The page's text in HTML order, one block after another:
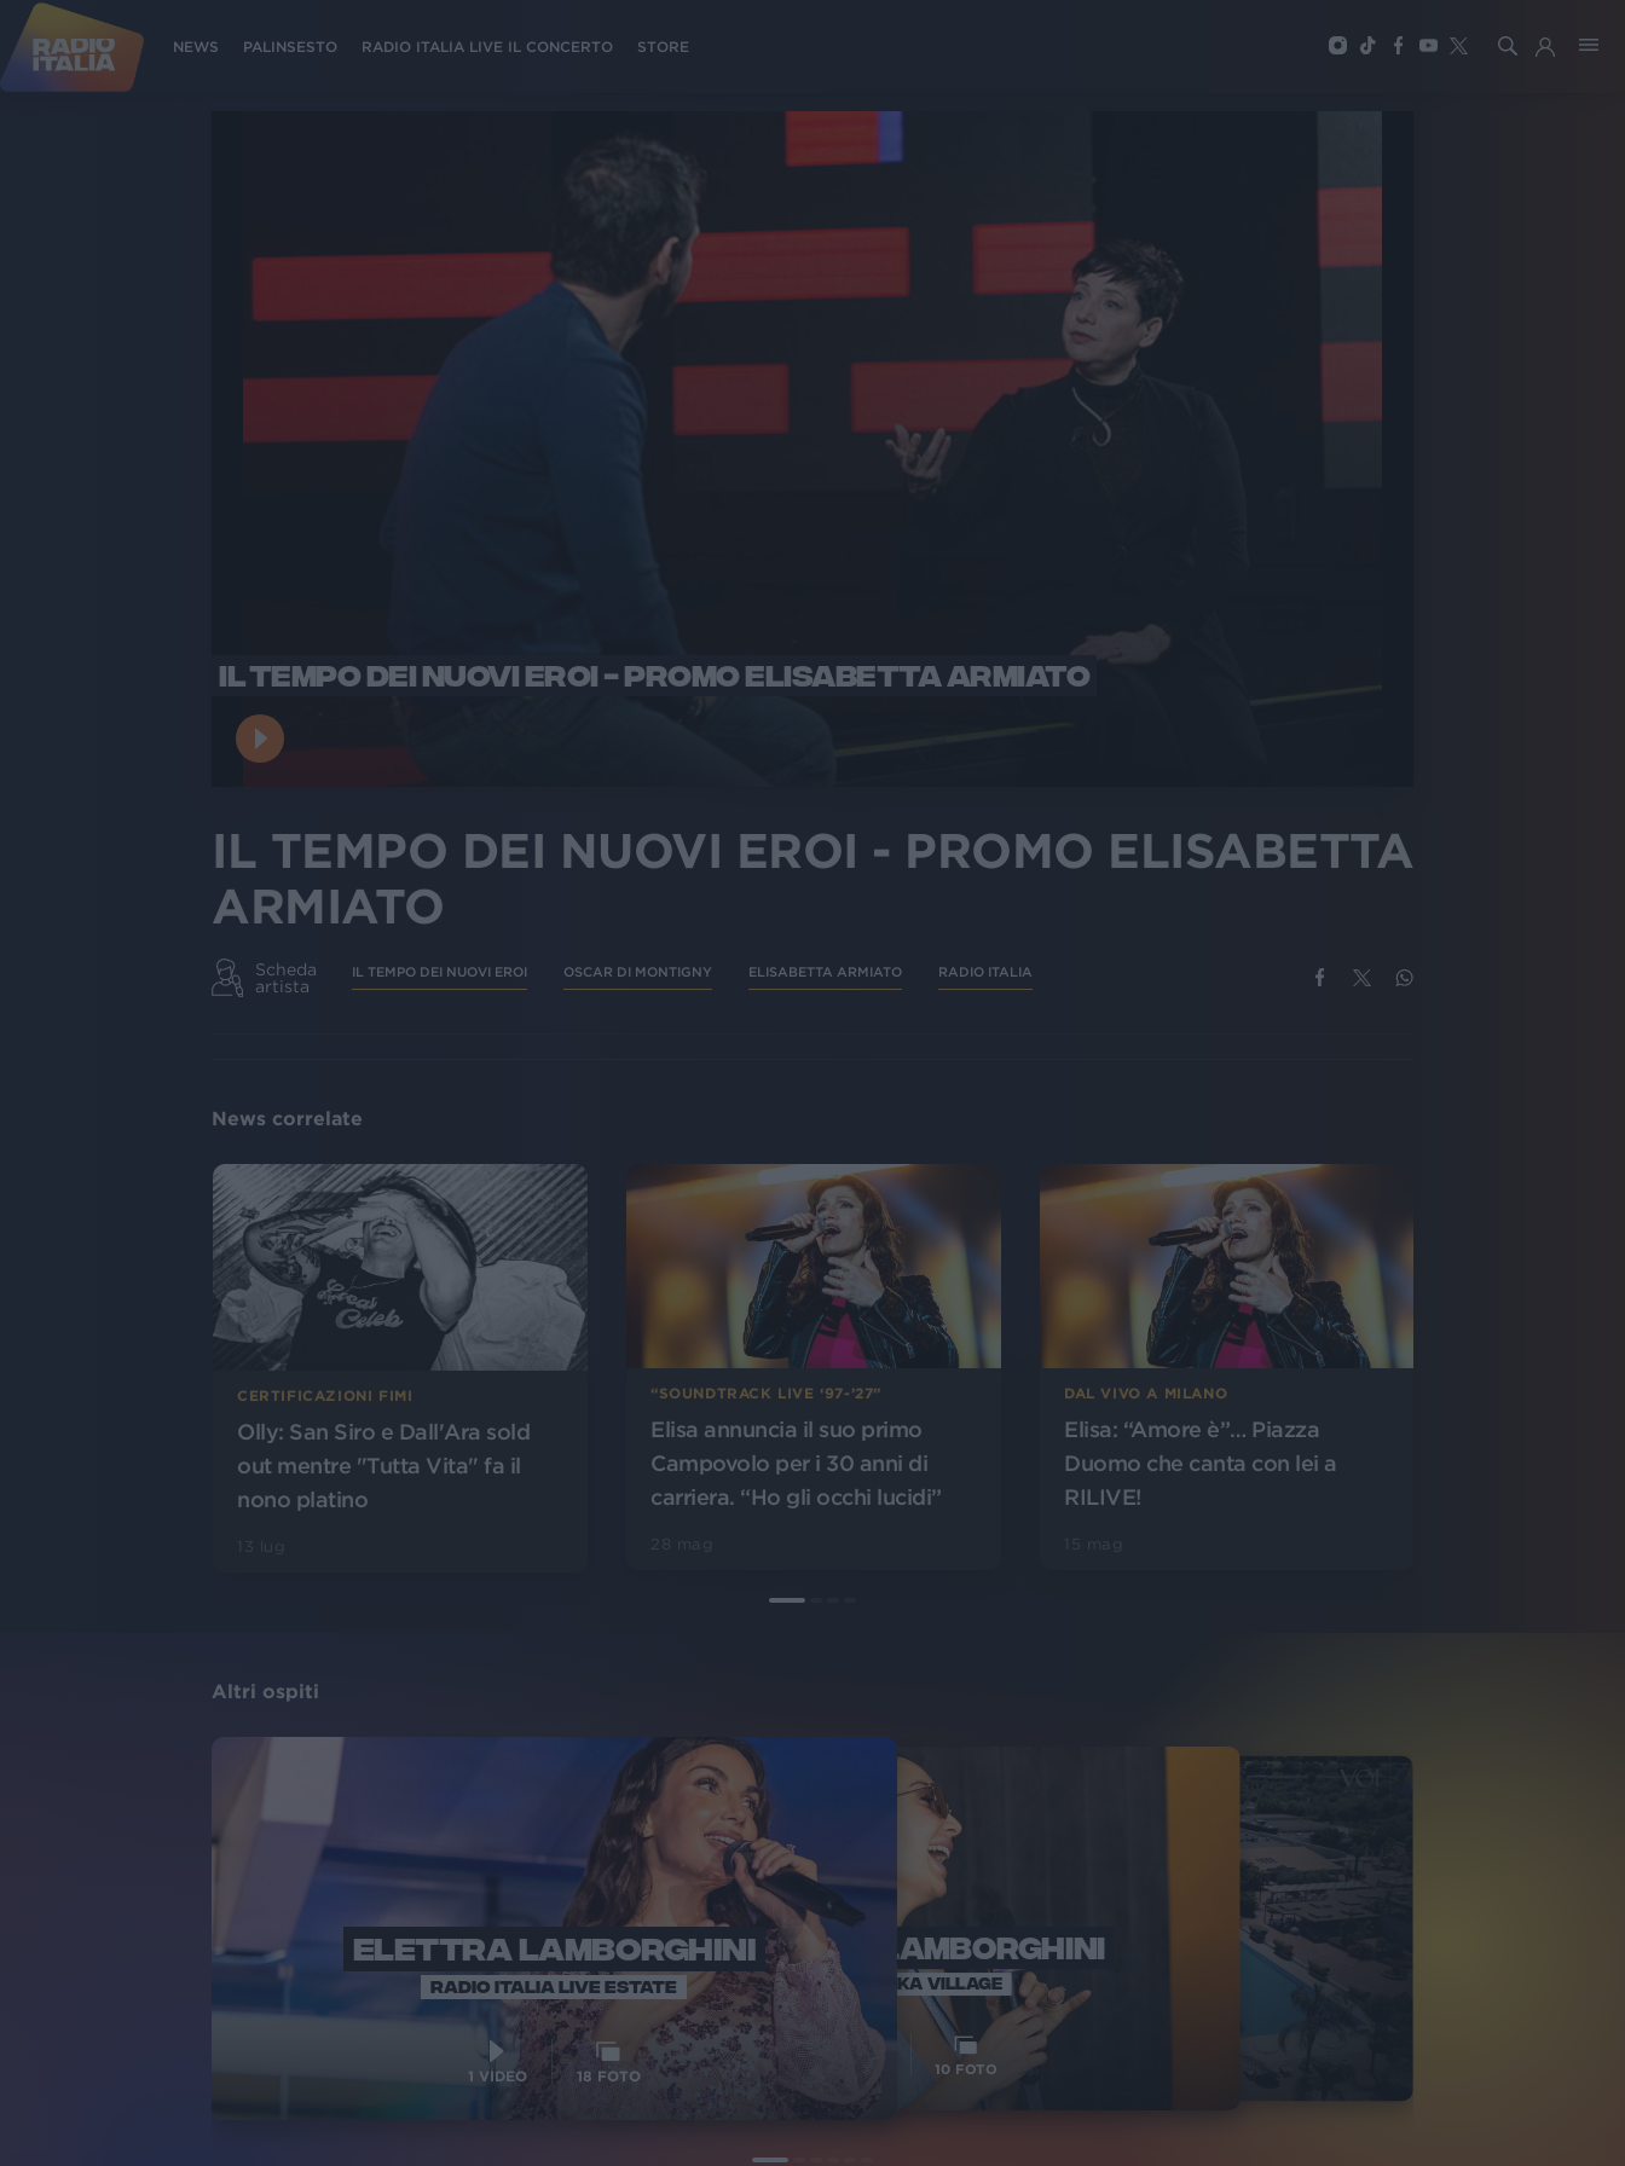
NEWS PALINSESTO RADIO ITALIA LIVE IL CONCERTO STORE
IL TEMPO DEI NUOVI EROI - PROMO ELISABETTA ARMIATO
IL TEMPO DEI NUOVI EROI - PROMO ELISABETTA
ARMIATO
Scheda
artista
IL TEMPO DEI NUOVI EROI OSCAR DI MONTIGNY ELISABETTA ARMIATO RADIO ITALIA
News correlate
CERTIFICAZIONI FIMI
Olly: San Siro e Dall'Ara sold
out mentre "Tutta Vita" fa il
nono platino
“SOUNDTRACK LIVE ‘97-’27”
Elisa annuncia il suo primo
Campovolo per i 30 anni di
carriera. “Ho gli occhi lucidi”
DAL VIVO A MILANO
Elisa: “Amore è”… Piazza
Duomo che canta con lei a
RILIVE!
Altri ospiti
ELETTRA LAMBORGHINI
RADIO ITALIA LIVE ESTATE
1 VIDEO 18 FOTO
ELETTRA LAMBORGHINI
VOI TANKA VILLAGE
10 FOTO
RADIO ITALIA
VOI TANKA VILLAGE